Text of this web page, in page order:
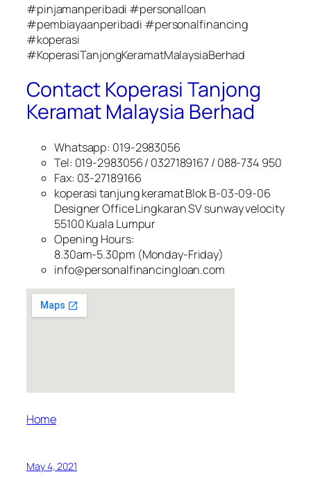
#pinjamanperibadi #personalloan
#pembiayaanperibadi #personalfinancing
#koperasi
#KoperasiTanjongKeramatMalaysiaBerhad
Contact Koperasi Tanjong
Keramat Malaysia Berhad
Whatsapp: 019-2983056
Tel: 019-2983056 / 0327189167 / 088-734 950
Fax: 03-27189166
koperasi tanjung keramat Blok B-03-09-06
Designer Office Lingkaran SV sunway velocity
55100 Kuala Lumpur
Opening Hours:
8.30am-5.30pm (Monday-Friday)
info@personalfinancingloan.com
Home
May 4, 2021